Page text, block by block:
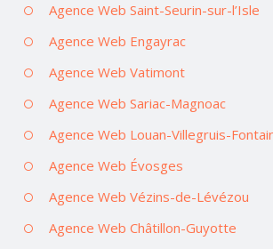
Agence Web Saint-Seurin-sur-l’Isle
Agence Web Engayrac
Agence Web Vatimont
Agence Web Sariac-Magnoac
Agence Web Louan-Villegruis-
Agence Web Évosges
Agence Web Vézins-de-Lévézou
Agence Web Châtillon-Guyotte